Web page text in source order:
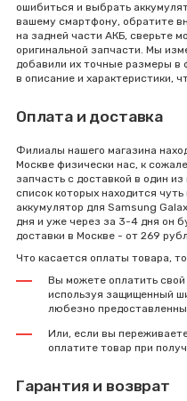
ошибиться и выбрать
вашему смартфону, обратите
на задней части АКБ, сверьте
оригинальной запчасти. Мы
добавили их точные размеры
в описание и характеристики,
Оплата и доставка
Филиалы нашего магазина
Москве физически нас, к
запчасть с доставкой в один
список которых находится
аккумулятор для Samsung
дня и уже через за 3-4 дня он
доставки в Москве - от 269
Что касается оплаты товара,
Вы можете оплатить
используя защищенный
любезно
Или, если вы
оплатите товар при
Гарантия и возврат